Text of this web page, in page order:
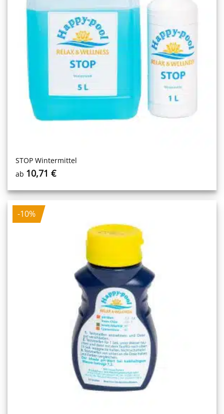
STOP Wintermittel
ab 10,71€
-10%